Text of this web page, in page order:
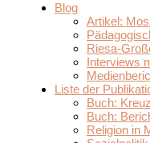
Blog
Artikel:
Riesa-
Interviews
Liste der
Buch:
Buch:
Religion in